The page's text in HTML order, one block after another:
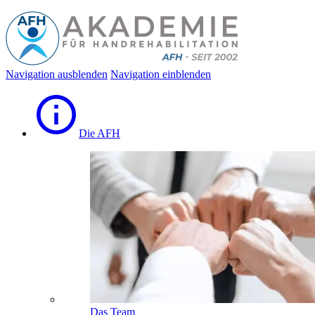
Navigation ausblenden Navigation einblenden
Die AFH
Das Team